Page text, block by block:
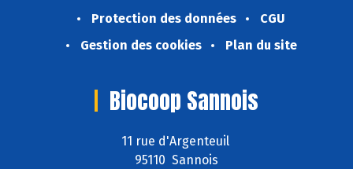
Protection des données
CGU
Gestion des cookies
Plan du site
Biocoop Sannois
11 rue d'Argenteuil
95110 Sannois